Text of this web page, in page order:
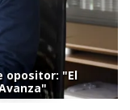
opositor: "El